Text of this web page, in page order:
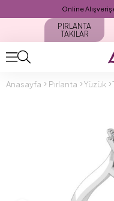
Online
PIRLANTA
TAKILAR
Anasayfa Pırlanta Yüzük